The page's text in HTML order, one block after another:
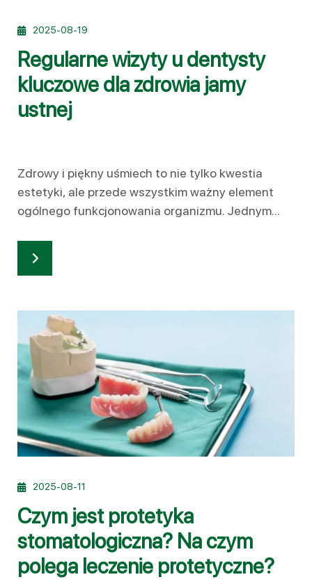
2025-08-19
Regularne wizyty u dentysty
kluczowe dla zdrowia jamy
ustnej
Zdrowy i piękny uśmiech to nie tylko kwestia
estetyki, ale przede wszystkim ważny element
ogólnego funkcjonowania organizmu. Jednym...
2025-08-11
Czym jest protetyka
stomatologiczna? Na czym
polega leczenie protetyczne?